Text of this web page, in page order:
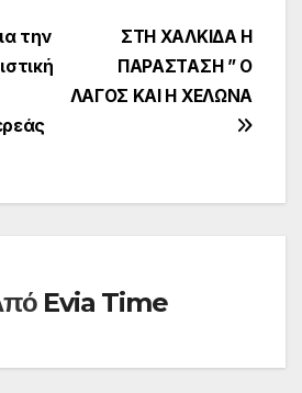
ΣΤΗ ΧΑΛΚΙΔΑ Η
ΠΑΡΑΣΤΑΣΗ ” Ο
ΛΑΓΟΣ ΚΑΙ Η ΧΕΛΩΝΑ
την
Evia Time